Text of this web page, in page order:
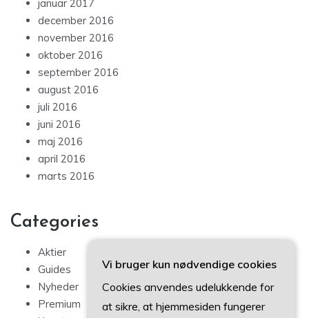
januar 2017
december 2016
november 2016
oktober 2016
september 2016
august 2016
juli 2016
juni 2016
maj 2016
april 2016
marts 2016
Categories
Aktier
Guides
Nyheder
Premium
Vi bruger kun nødvendige cookies
Cookies anvendes udelukkende for
at sikre, at hjemmesiden fungerer